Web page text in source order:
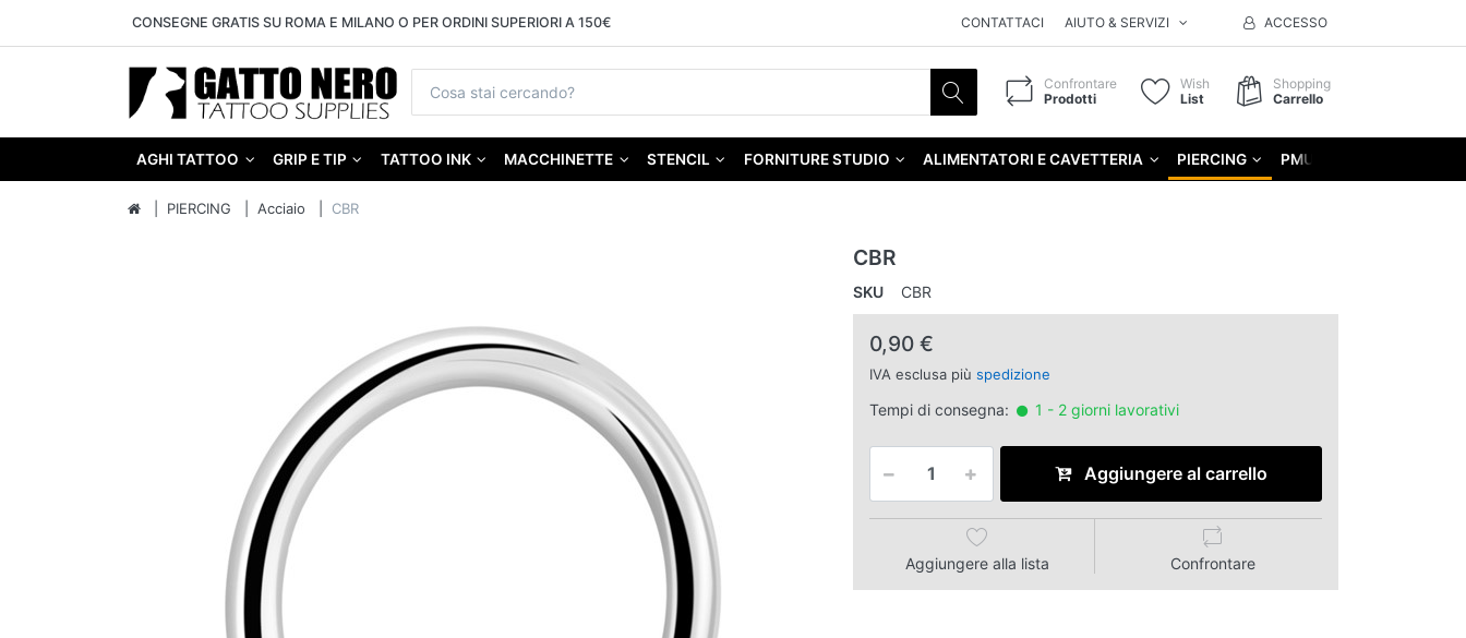
CONSEGNE GRATIS SU ROMA E MILANO O PER ORDINI SUPERIORI A 150€ CONTATTACI AIUTO & SERVIZI ACCESSO
Confrontare
Prodotti
Wish
List
Shopping
Carrello
AGHI TATTOO GRIP E TIP TATTOO INK MACCHINETTE STENCIL FORNITURE STUDIO ALIMENTATORI E CAVETTERIA PIERCING PMU
PIERCING Acciaio CBR
CBR
SKU CBR
0,90 €
IVA esclusa più spedizione
Tempi di consegna: 1 - 2 giorni lavorativi
Aggiungere al carrello
Aggiungere alla lista Confrontare